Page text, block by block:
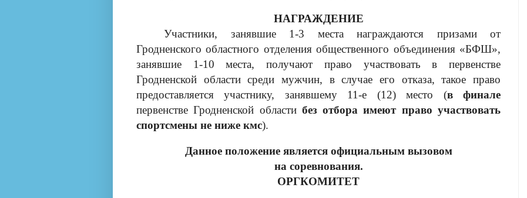
НАГРАЖДЕНИЕ
Участники, занявшие 1-3 места награждаются призами от
Гродненского областного отделения общественного объединения «БФШ»,
занявшие 1-10 места, получают право участвовать в первенстве
Гродненской области среди мужчин, в случае его отказа, такое право
предоставляется участнику, занявшему 11-е (12) место (в финале
первенстве Гродненской областибез отбора имеют право участвовать
спортсмены не ниже кмс).
Данное положение является официальным вызовом
на соревнования.
ОРГКОМИТЕТ